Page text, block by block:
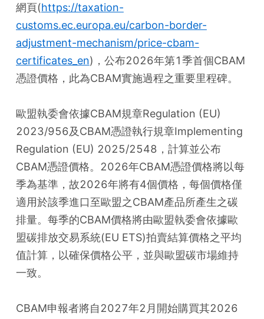
網頁(https://taxation-
customs.ec.europa.eu/carbon-border-
adjustment-mechanism/price-cbam-
certificates_en)，公布2026年第1季首個CBAM
憑證價格，此為CBAM實施過程之重要里程碑。
歐盟執委會依據CBAM規章Regulation (EU)
2023/956及CBAM憑證執行規章Implementing
Regulation (EU) 2025/2548，計算並公布
CBAM憑證價格。2026年CBAM憑證價格將以每
季為基準，故2026年將有4個價格，每個價格僅
適用於該季進口至歐盟之CBAM產品所產生之碳
排量。每季的CBAM價格將由歐盟執委會依據歐
盟碳排放交易系統(EU ETS)拍賣結算價格之平均
值計算，以確保價格公平，並與歐盟碳市場維持
一致。
CBAM申報者將自2027年2月開始購買其2026